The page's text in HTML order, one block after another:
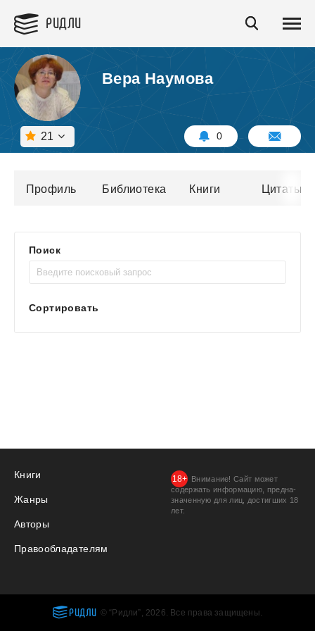
РИДЛИ
Вера Наумова
21 0
Профиль Библиотека Книги Цитаты
Поиск
Сортировать
Книги
Жанры
Авторы
Правообладателям
Внимание! Сайт может
содержать информацию, предна­
значенную для лиц, дости­гших 18
лет.
РИДЛИ © “Ридли”, 2026. Все права защищены.